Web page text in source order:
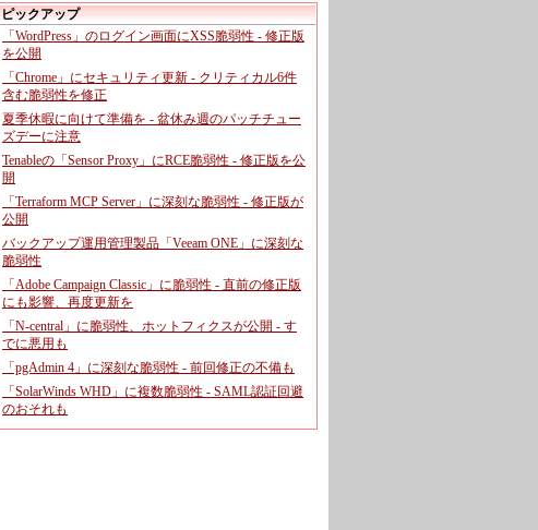
ピックアップ
「WordPress」のログイン画面にXSS脆弱性 - 修正版
を公開
「Chrome」にセキュリティ更新 - クリティカル6件
含む脆弱性を修正
夏季休暇に向けて準備を - 盆休み週のパッチチュー
ズデーに注意
Tenableの「Sensor Proxy」にRCE脆弱性 - 修正版を公
開
「Terraform MCP Server」に深刻な脆弱性 - 修正版が
公開
バックアップ運用管理製品「Veeam ONE」に深刻な
脆弱性
「Adobe Campaign Classic」に脆弱性 - 直前の修正版
にも影響、再度更新を
「N-central」に脆弱性、ホットフィクスが公開 - す
でに悪用も
「pgAdmin 4」に深刻な脆弱性 - 前回修正の不備も
「SolarWinds WHD」に複数脆弱性 - SAML認証回避
のおそれも